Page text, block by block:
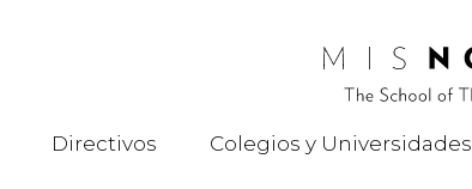
Directivos Colegios y Universidades